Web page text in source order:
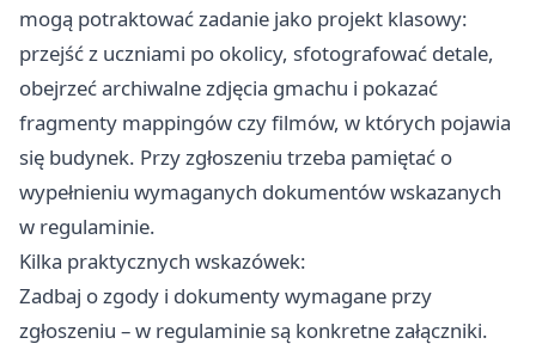
mogą potraktować zadanie jako projekt klasowy:
przejść z uczniami po okolicy, sfotografować detale,
obejrzeć archiwalne zdjęcia gmachu i pokazać
fragmenty mappingów czy filmów, w których pojawia
się budynek. Przy zgłoszeniu trzeba pamiętać o
wypełnieniu wymaganych dokumentów wskazanych
w regulaminie.
Kilka praktycznych wskazówek:
Zadbaj o zgody i dokumenty wymagane przy
zgłoszeniu – w regulaminie są konkretne załączniki.